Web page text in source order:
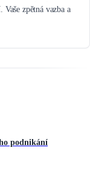
zpětná vazba a
podnikání